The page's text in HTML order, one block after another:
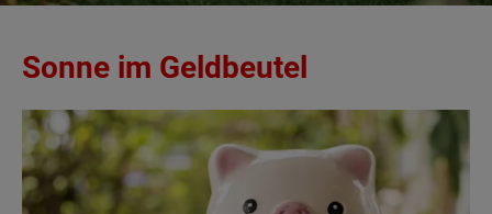
Sonne im Geldbeutel